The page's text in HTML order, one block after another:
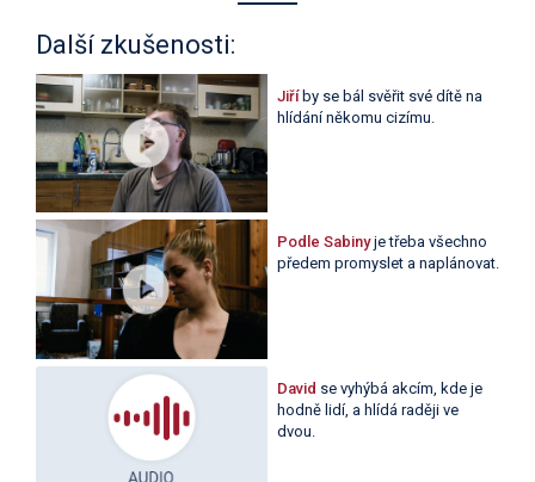
Další zkušenosti:
Jiříby se bál svěřit své dítě na
hlídání někomu cizímu.
Podle Sabinyje třeba všechno
předem promyslet a naplánovat.
David se vyhýbá akcím, kde je
hodně lidí, a hlídá raději ve
dvou.